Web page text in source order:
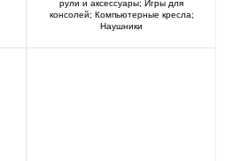
рули и аксессуары; Игры для
консолей; Компьютерные кресла;
Наушники